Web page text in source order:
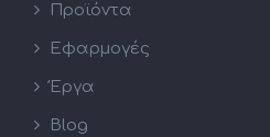
Προϊόντα
Εφαρμογές
Έργα
Blog